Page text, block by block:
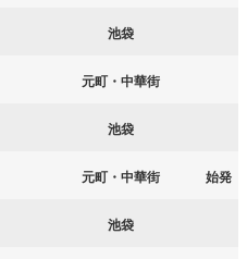
池袋
元町・中華街
池袋
元町・中華街 始発
池袋